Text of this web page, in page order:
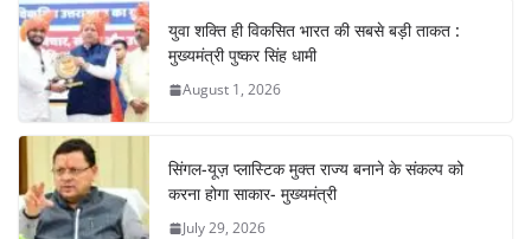
युवा शक्ति ही विकसित भारत की सबसे बड़ी ताकत :
मुख्यमंत्री पुष्कर सिंह धामी
August 1, 2026
सिंगल-यूज़ प्लास्टिक मुक्त राज्य बनाने के संकल्प को
करना होगा साकार- मुख्यमंत्री
July 29, 2026